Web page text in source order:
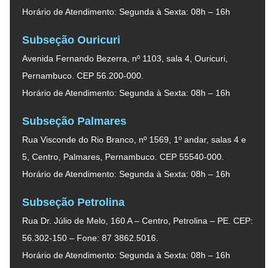
Horário de Atendimento: Segunda à Sexta: 08h – 16h
Subseção Ouricuri
Avenida Fernando Bezerra, nº 1103, sala 4, Ouricuri,
Pernambuco. CEP 56.200-000.
Horário de Atendimento: Segunda à Sexta: 08h – 16h
Subseção Palmares
Rua Visconde do Rio Branco, nº 1569, 1º andar, salas 4 e
5, Centro, Palmares, Pernambuco. CEP 55540-000.
Horário de Atendimento: Segunda à Sexta: 08h – 16h
Subseção Petrolina
Rua Dr. Júlio de Melo, 160 A – Centro, Petrolina – PE. CEP:
56.302-150 – Fone: 87 3862.5016.
Horário de Atendimento: Segunda à Sexta: 08h – 16h